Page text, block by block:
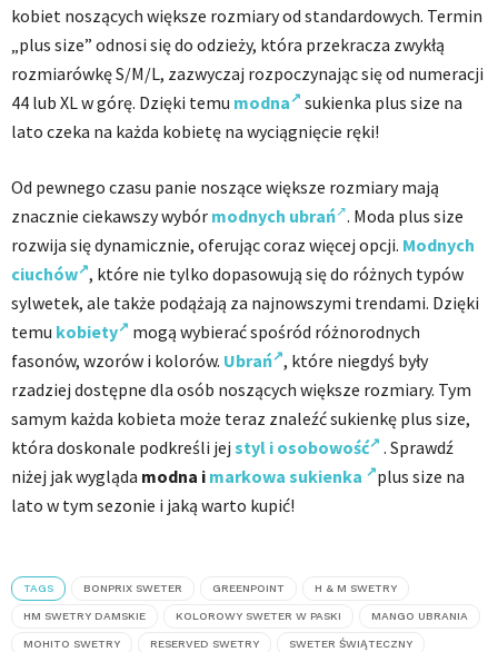
kobiet noszących większe rozmiary od standardowych. Termin
„plus size” odnosi się do odzieży, która przekracza zwykłą
rozmiarówkę S/M/L, zazwyczaj rozpoczynając się od numeracji
44 lub XL w górę. Dzięki temu modna
sukienka plus size na
lato czeka na każda kobietę na wyciągnięcie ręki!
Od pewnego czasu panie noszące większe rozmiary mają
znacznie ciekawszy wybór modnych ubrań . Moda plus size
rozwija się dynamicznie, oferując coraz więcej opcji. Modnych
ciuchów , które nie tylko dopasowują się do różnych typów
sylwetek, ale także podążają za najnowszymi trendami. Dzięki
temu kobiety
mogą wybierać spośród różnorodnych
fasonów, wzorów i kolorów. Ubrań , które niegdyś były
rzadziej dostępne dla osób noszących większe rozmiary. Tym
samym każda kobieta może teraz znaleźć sukienkę plus size,
która doskonale podkreśli jej styl i osobowość
. Sprawdź
niżej jak wygląda modna i markowa sukienka
plus size na
lato w tym sezonie i jaką warto kupić!
TAGS BONPRIX SWETER GREENPOINT H & M SWETRY
HM SWETRY DAMSKIE KOLOROWY SWETER W PASKI MANGO UBRANIA
MOHITO SWETRY RESERVED SWETRY SWETER ŚWIĄTECZNY